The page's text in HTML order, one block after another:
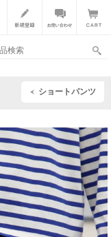
ショートパンツ